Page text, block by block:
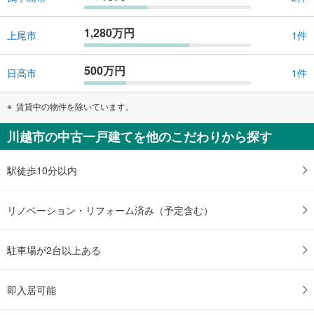
上尾市 1,280万円 1件
日高市 500万円 1件
賃貸中の物件を除いています。
川越市の中古一戸建てを他のこだわりから探す
駅徒歩10分以内
リノベーション・リフォーム済み（予定含む）
駐車場が2台以上ある
即入居可能